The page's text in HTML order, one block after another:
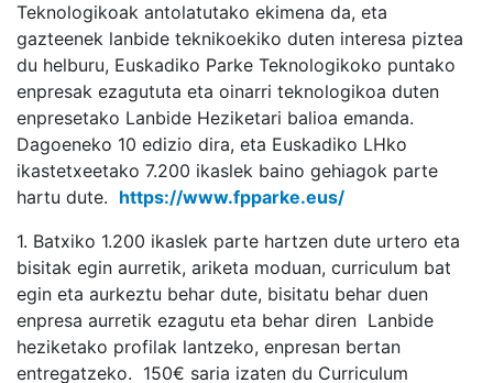
Teknologikoak antolatutako ekimena da, eta
gazteenek lanbide teknikoekiko duten interesa piztea
du helburu, Euskadiko Parke Teknologikoko puntako
enpresak ezagututa eta oinarri teknologikoa duten
enpresetako Lanbide Heziketari balioa emanda.
Dagoeneko 10 edizio dira, eta Euskadiko LHko
ikastetxeetako 7.200 ikaslek baino gehiagok parte
hartu dute. https://www.fpparke.eus/
1. Batxiko 1.200 ikaslek parte hartzen dute urtero eta
bisitak egin aurretik, ariketa moduan, curriculum bat
egin eta aurkeztu behar dute, bisitatu behar duen
enpresa aurretik ezagutu eta behar diren Lanbide
heziketako profilak lantzeko, enpresan bertan
entregatzeko. 150€ saria izaten du Curriculum